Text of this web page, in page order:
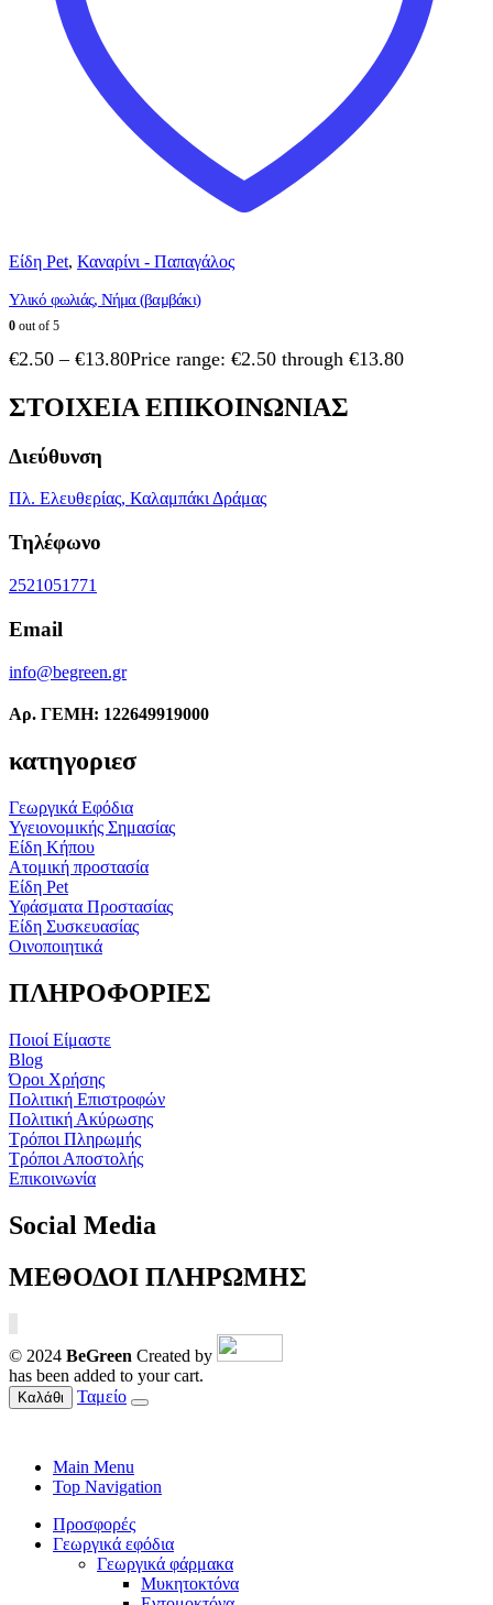
Είδη Pet, Καναρίνι - Παπαγάλος
Υλικό φωλιάς, Νήμα (βαμβάκι)
0 out of 5
€2.50 – €13.80Price range: €2.50 through €13.80
ΣΤΟΙΧΕΙΑ ΕΠΙΚΟΙΝΩΝΙΑΣ
Διεύθυνση
Πλ. Ελευθερίας, Καλαμπάκι Δράμας
Τηλέφωνο
2521051771
Email
info@begreen.gr
Αρ. ΓΕΜΗ: 122649919000
κατηγοριεσ
Γεωργικά Εφόδια
Υγειονομικής Σημασίας
Είδη Κήπου
Ατομική προστασία
Είδη Pet
Υφάσματα Προστασίας
Είδη Συσκευασίας
Οινοποιητικά
ΠΛΗΡΟΦΟΡΙΕΣ
Ποιοί Είμαστε
Blog
Όροι Χρήσης
Πολιτική Επιστροφών
Πολιτική Ακύρωσης
Τρόποι Πληρωμής
Τρόποι Αποστολής
Επικοινωνία
Social Media
ΜΕΘΟΔΟΙ ΠΛΗΡΩΜΗΣ
© 2024 BeGreen Created by
has been added to your cart.
Καλάθι Ταμείο
Main Menu
Top Navigation
Προσφορές
Γεωργικά εφόδια
Γεωργικά φάρμακα
Μυκητοκτόνα